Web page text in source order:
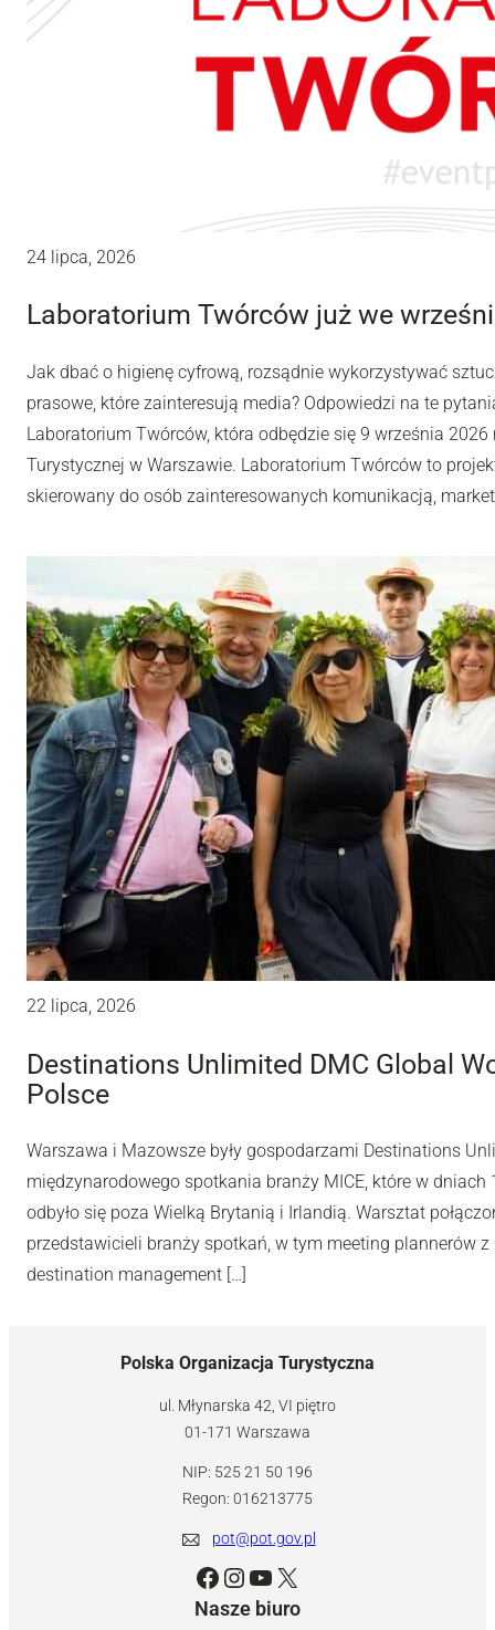
24 lipca, 2026
Laboratorium Twórców już we
Jak dbać o higienę cyfrową, rozsądnie wykorzystywać
prasowe, które zainteresują media? Odpowiedzi na te
Laboratorium Twórców, która odbędzie się 9 września
Turystycznej w Warszawie. Laboratorium Twórców to
skierowany do osób zainteresowanych komunikacją,
22 lipca, 2026
Destinations Unlimited DMC Global
Polsce
Warszawa i Mazowsze były gospodarzami Destinations
międzynarodowego spotkania branży MICE, które w
odbyło się poza Wielką Brytanią i Irlandią. Warsztat
przedstawicieli branży spotkań, w tym meeting plannerów
destination management […]
Polska Organizacja Turystyczna
ul. Młynarska 42, VI piętro
01-171 Warszawa
NIP: 525 21 50 196
Regon: 016213775
pot@pot.gov.pl
Facebook Instagram YouTube X
Nasze biuro